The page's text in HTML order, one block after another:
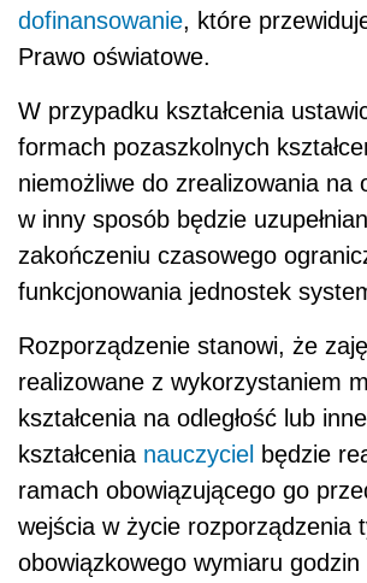
dofinansowanie, które
Prawo oświatowe.
W przypadku kształcenia
formach pozaszkolnych
niemożliwe do zrealizowania na
w inny sposób będzie
zakończeniu czasowego
funkcjonowania jednostek
Rozporządzenie stanowi, że
realizowane z wykorzystaniem
kształcenia na odległość lub
kształcenia nauczyciel będzie
ramach obowiązującego go
wejścia w życie rozporządzenia
obowiązkowego wymiaru godzin